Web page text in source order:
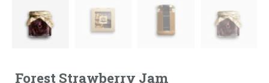
Forest Strawberry Jam